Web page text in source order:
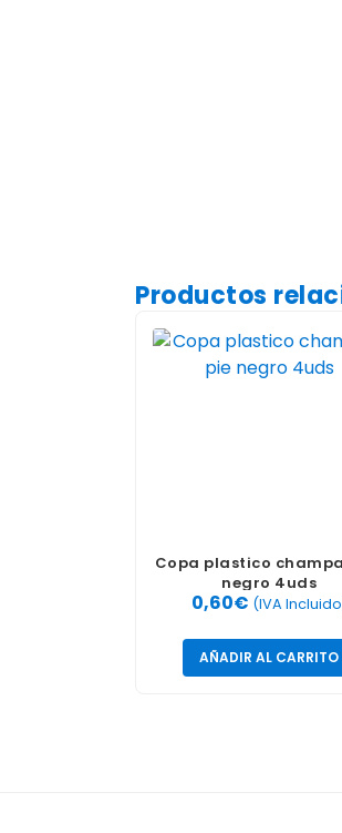
Productos
Copa plastico
negro 4uds
0,60€ (IVA
AÑADIR AL CARRITO